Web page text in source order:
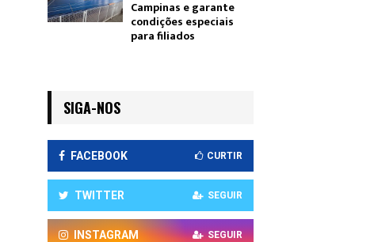
Campinas e garante
condições especiais
para filiados
SIGA-NOS
FACEBOOK CURTIR
TWITTER SEGUIR
INSTAGRAM SEGUIR